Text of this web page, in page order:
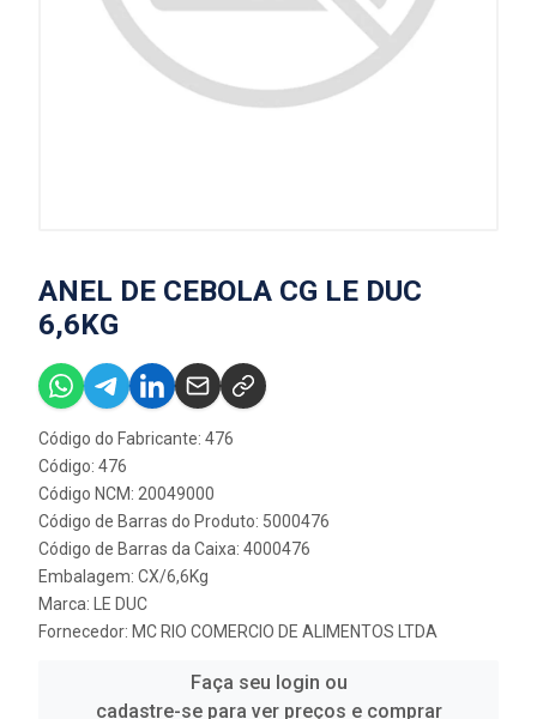
ANEL DE CEBOLA CG LE DUC
6,6KG
Código do Fabricante: 476
Código: 476
Código NCM: 20049000
Código de Barras do Produto: 5000476
Código de Barras da Caixa: 4000476
Embalagem: CX/6,6Kg
Marca:
LE DUC
Fornecedor: MC RIO COMERCIO DE ALIMENTOS LTDA
Faça seu login ou
cadastre-se para ver preços e comprar